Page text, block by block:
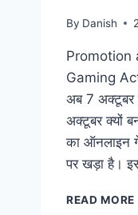
By Danish
Promotion
Gaming
अब 7 अक्टूबर
अक्टूबर क्यों
का ऑनलाइन
पर खड़ा है।
READ MORE